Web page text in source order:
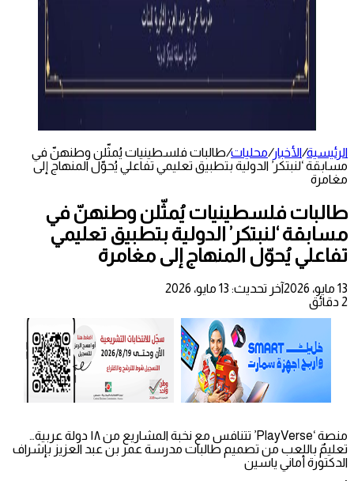
الرئيسية/الأخبار/محليات/طالبات فلسطينيات يُمثّلن وطنهنّ في
مسابقة ‘لنبتكر’ الدولية بتطبيق تعليمي تفاعلي يُحوّل المنهاج إلى
مغامرة
طالبات فلسطينيات يُمثّلن وطنهنّ في
مسابقة ‘لنبتكر’ الدولية بتطبيق تعليمي
تفاعلي يُحوّل المنهاج إلى مغامرة
13 مايو، 2026
آخر تحديث: 13 مايو، 2026
2 دقائق
منصة ‘PlayVerse’ تتنافس مع نخبة المشاريع من ١٨ دولة عربية…
تعليمٌ باللعب من تصميم طالبات مدرسة عمر بن عبد العزيز بإشراف
الدكتورة أماني ياسين